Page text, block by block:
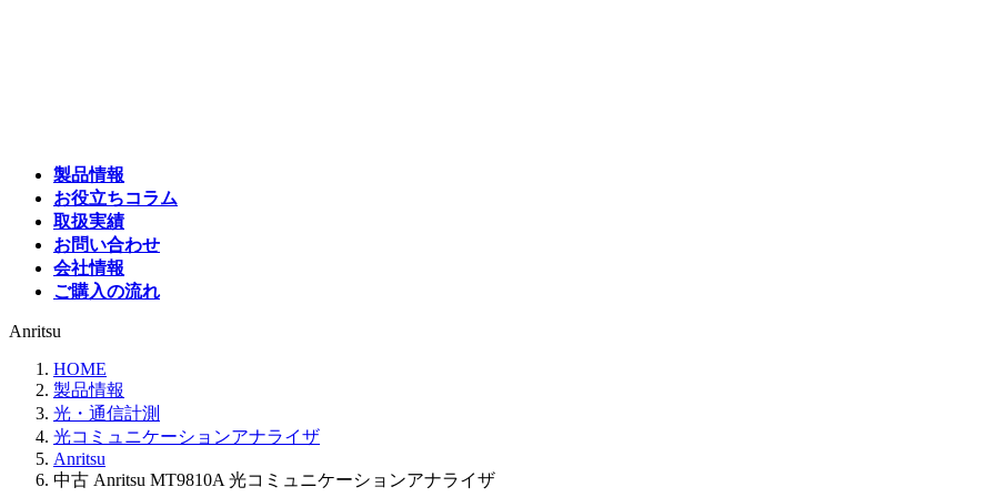
製品情報
お役立ちコラム
取扱実績
お問い合わせ
会社情報
ご購入の流れ
Anritsu
HOME
製品情報
光・通信計測
光コミュニケーションアナライザ
Anritsu
中古 Anritsu MT9810A 光コミュニケーションアナライザ